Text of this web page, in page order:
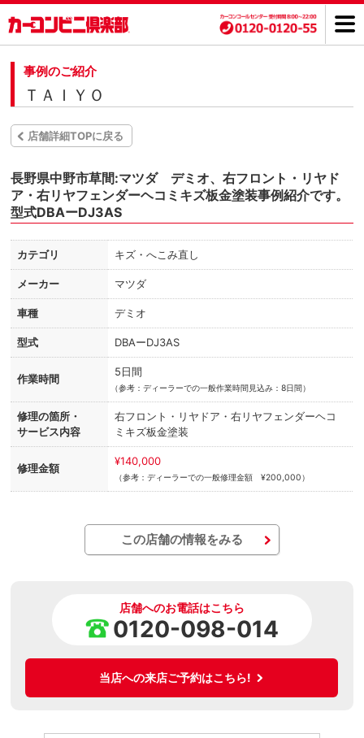
事例のご紹介
ＴＡＩＹＯ
店舗詳細TOPに戻る
長野県中野市草間:マツダ デミオ、右フロント・リヤド
ア・右リヤフェンダーヘコミキズ板金塗装事例紹介です。
型式DBAーDJ3AS
カテゴリ キズ・へこみ直し
メーカー マツダ
車種 デミオ
型式 DBAーDJ3AS
作業時間
5日間
（参考：ディーラーでの一般作業時間見込み：8日間）
修理の箇所・
サービス内容
右フロント・リヤドア・右リヤフェンダーヘコ
ミキズ板金塗装
修理金額
¥140,000
（参考：ディーラーでの一般修理金額 ¥200,000）
この店舗の情報をみる
店舗へのお電話はこちら
0120-098-014
当店への来店ご予約はこちら!